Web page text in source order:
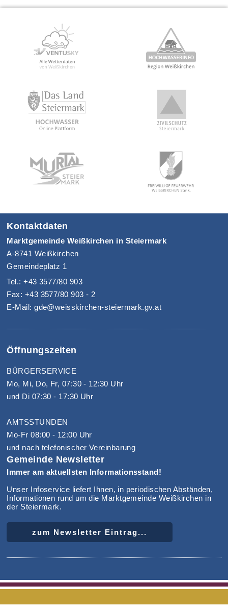
Kontaktdaten
Marktgemeinde Weißkirchen in Steiermark
A-8741 Weißkirchen
Gemeindeplatz 1
Tel.: +43 3577/80 903
Fax: +43 3577/80 903 - 2
E-Mail: gde@weisskirchen-steiermark.gv.at
Öffnungszeiten
BÜRGERSERVICE
Mo, Mi, Do, Fr, 07:30 - 12:30 Uhr
und Di 07:30 - 17:30 Uhr
AMTSSTUNDEN
Mo-Fr 08:00 - 12:00 Uhr
und nach telefonischer Vereinbarung
Gemeinde Newsletter
Immer am aktuellsten Informationsstand!
Unser Infoservice liefert Ihnen, in periodischen Abständen,
Informationen rund um die Marktgemeinde Weißkirchen in
der Steiermark.
zum Newsletter Eintrag...